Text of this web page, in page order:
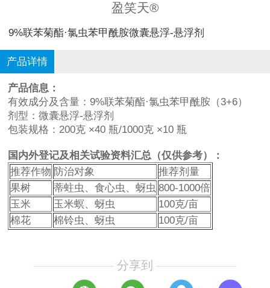
盈笑天®
9%联苯菊酯·氯虫苯甲酰胺微囊悬浮-悬浮剂
产品详情
产品信息：
有效成分及含量：9%联苯菊酯·氯虫苯甲酰胺（3+6）
剂型：微囊悬浮-悬浮剂
包装规格：200克 ×40 瓶/1000克 ×10 瓶
国内外登记及相关试验资料汇总（仅供参考）：
推荐作物 防治对象
推荐剂量
果树
蒂蛀虫、食心虫、蚜虫 800-1000倍
玉米
玉米螟、蚜虫
100克/亩
棉花
棉铃虫、蚜虫 100克/亩
分享到